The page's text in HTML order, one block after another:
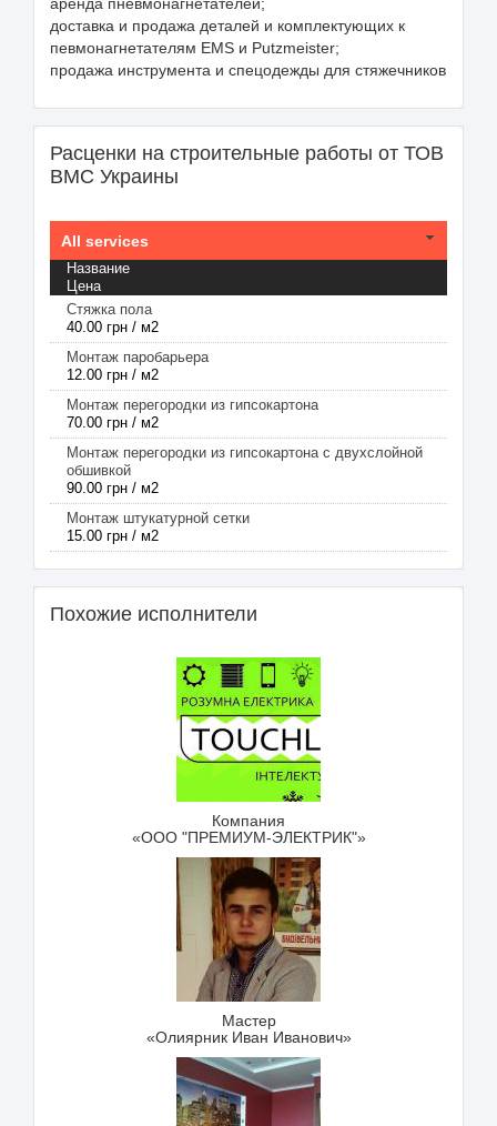
доставка и продажа деталей и комплектующих к
певмонагнетателям ЕMS и Putzmeister;
продажа инструмента и спецодежды для стяжечников
Расценки на строительные работы от ТОВ
ВМС Украины
All services
Название
Цена
Стяжка пола
40.00 грн / м2
Монтаж паробарьера
12.00 грн / м2
Монтаж перегородки из гипсокартона
70.00 грн / м2
Монтаж перегородки из гипсокартона с двухслойной
обшивкой
90.00 грн / м2
Монтаж штукатурной сетки
15.00 грн / м2
Похожие исполнители
Компания
«ООО "ПРЕМИУМ-ЭЛЕКТРИК"»
Мастер
«Олиярник Иван Иванович»